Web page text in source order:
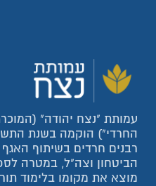
עמותת "נצח יהודה"
רבנים חרדים בשיתוף
הביטחון וצה"ל, במטרה
מוצא את מקומו בלימוד